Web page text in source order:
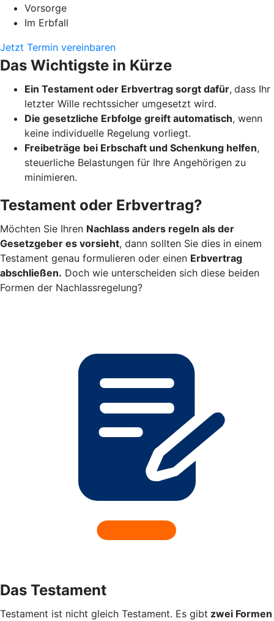
Vorsorge
Im Erbfall
Jetzt Termin vereinbaren
Das Wichtigste in Kürze
Ein Testament oder Erbvertrag sorgt dafür, dass Ihr
letzter Wille rechtssicher umgesetzt wird.
Die gesetzliche Erbfolge greift automatisch, wenn
keine individuelle Regelung vorliegt.
Freibeträge bei Erbschaft und Schenkung helfen,
steuerliche Belastungen für Ihre Angehörigen zu
minimieren.
Testament oder Erbvertrag?
Möchten Sie Ihren Nachlass anders regeln als der
Gesetzgeber es vorsieht, dann sollten Sie dies in einem
Testament genau formulieren oder einen Erbvertrag
abschließen. Doch wie unterscheiden sich diese beiden
Formen der Nachlassregelung?
Das Testament
Testament ist nicht gleich Testament. Es gibt zwei Formen